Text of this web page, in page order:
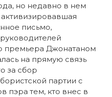
но недавно в нем
активизировавшая
письмо,
премьера Джонатаном
на прямую связь
за сбор
партии с
пэра тем, кто внес в